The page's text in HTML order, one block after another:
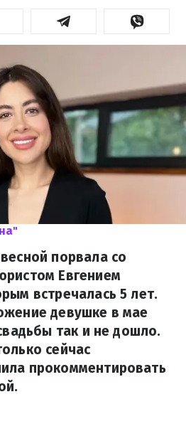
порвала со
Евгением
встречалась 5 лет.
девушке в мае
так и не дошло.
сейчас
прокомментировать